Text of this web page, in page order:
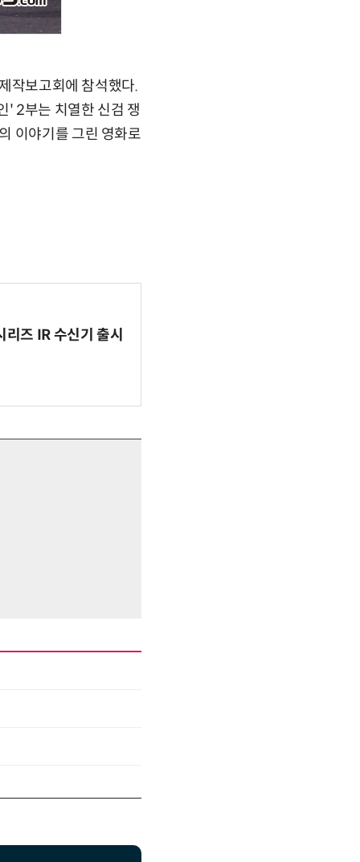
작보고회에 참석했다.
' 2부는 치열한 신검 쟁
이야기를 그린 영화로
즈 IR 수신기 출시